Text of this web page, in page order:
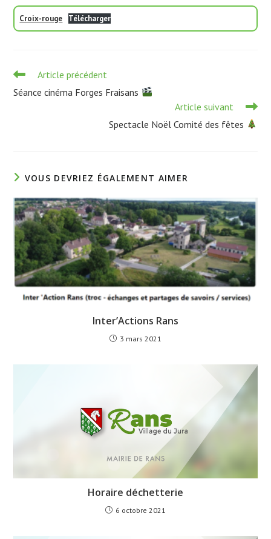
Croix-rouge Télécharger
Read
articles
Article précédent
Séance cinéma Forges Fraisans
Article suivant
Spectacle Noël Comité des fêtes
VOUS DEVRIEZ ÉGALEMENT AIMER
Inter’Actions Rans
3 mars 2021
Horaire déchetterie
6 octobre 2021